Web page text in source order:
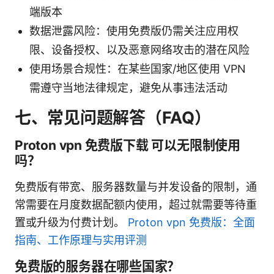
端版本
数据泄露风险：使用免费版仍需关注应用权
限、设备授权、以及恶意网络攻击的潜在风险
使用场景合规性：在某些国家/地区使用 VPN
需遵守当地法律规定，避免从事违法活动
七、常见问题解答（FAQ）
Proton vpn 免费版下载 可以无限制使用
吗？
免费版有带宽、服务器数量与并发设备的限制，通
常需要在月度数据配额内使用，超过就需要等待重
置或升级为付费计划。 Proton vpn 免费版：全面
指南、工作原理与实用评测
免费版的服务器在哪些国家？